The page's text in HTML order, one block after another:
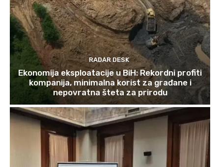
RADAR DESK
Ekonomija eksploatacije u BiH: Rekordni profiti
kompanija, minimalna korist za građane i
nepovratna šteta za prirodu